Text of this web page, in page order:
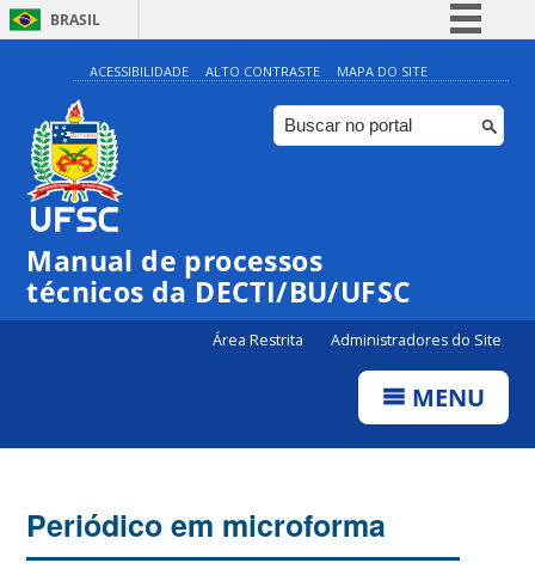
BRASIL
Simplifique!
Comunica BR
Participe
ACESSIBILIDADE ALTO CONTRASTE MAPA DO SITE
Manual de processos
técnicos da DECTI/BU/UFSC
Área Restrita Administradores do Site
MENU
Periódico em microforma